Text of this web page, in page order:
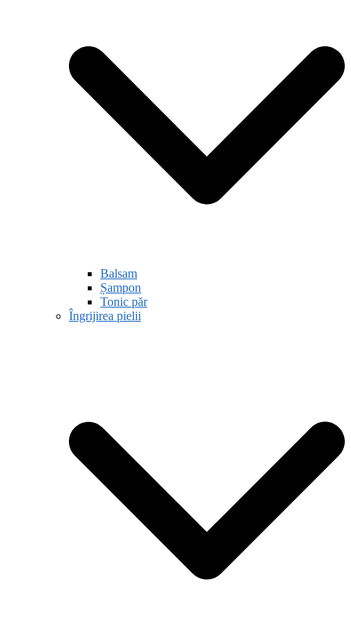
Balsam
Șampon
Tonic păr
Îngrijirea pielii